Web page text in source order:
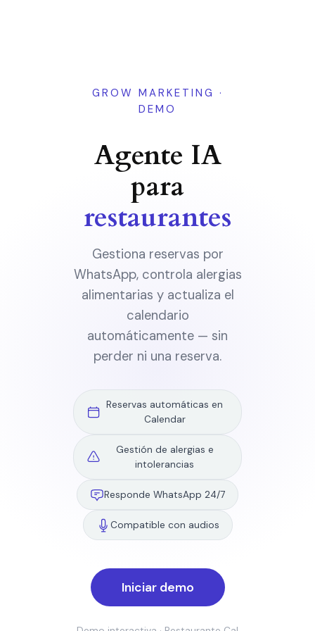
GROW MARKETING ·
DEMO
Agente IA
para
restaurantes
Gestiona reservas por
WhatsApp, controla alergias
alimentarias y actualiza el
calendario
automáticamente — sin
perder ni una reserva.
Reservas automáticas en
Calendar
Gestión de alergias e
intolerancias
Responde WhatsApp 24/7
Compatible con audios
Iniciar demo